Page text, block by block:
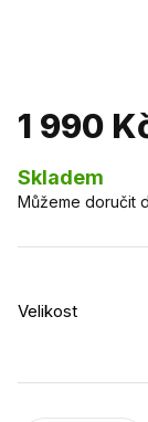
1 990
Skladem
Velikost
Můžeme doručit